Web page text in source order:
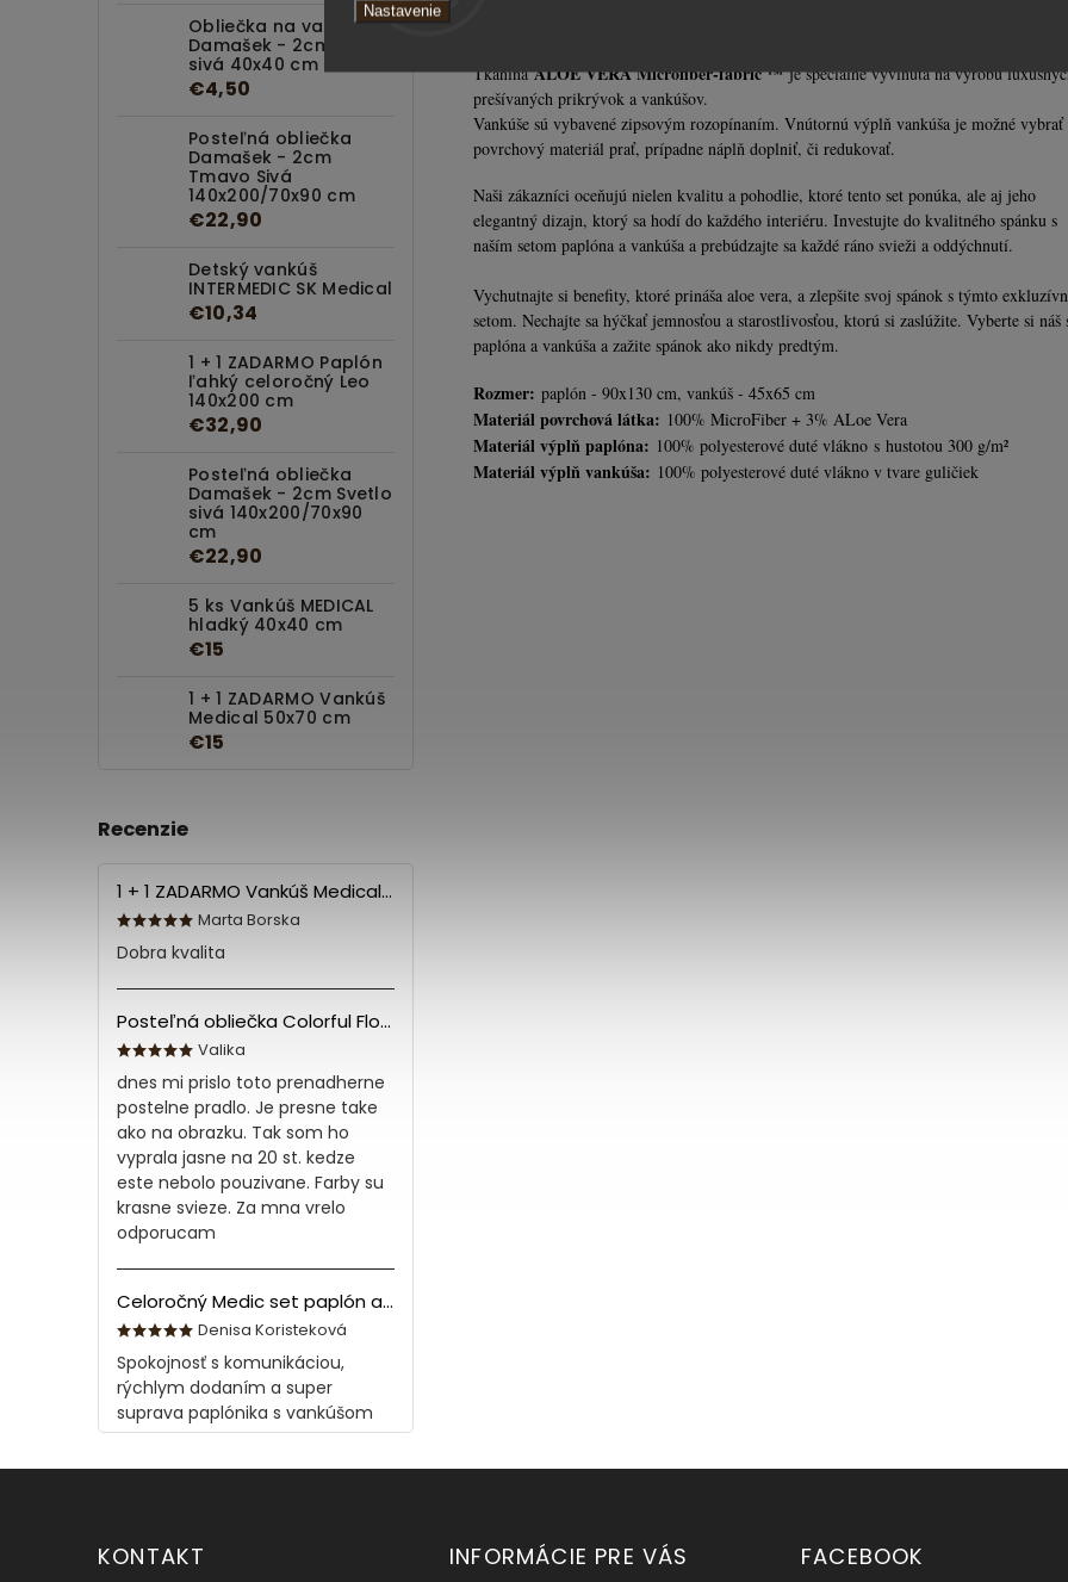
Nastavenie
Obliečka na vankúš
Damašek - 2cm Svetlo
sivá 40x40 cm
€4,50
Posteľná obliečka
Damašek - 2cm
Tmavo Sivá
140x200/70x90 cm
€22,90
Detský vankúš
INTERMEDIC SK Medical
€10,34
1 + 1 ZADARMO Paplón
ľahký celoročný Leo
140x200 cm
€32,90
Posteľná obliečka
Damašek - 2cm Svetlo
sivá 140x200/70x90
cm
€22,90
5 ks Vankúš MEDICAL
hladký 40x40 cm
€15
1 + 1 ZADARMO Vankúš
Medical 50x70 cm
€15
Recenzie
1 + 1 ZADARMO Vankúš Medical 70x90 cm
Marta Borska
Dobra kvalita
Posteľná obliečka Colorful Flowers Modrá 140x200/70x90 cm
Valika
dnes mi prislo toto prenadherne
postelne pradlo. Je presne take
ako na obrazku. Tak som ho
vyprala jasne na 20 st. kedze
este nebolo pouzivane. Farby su
krasne svieze. Za mna vrelo
odporucam
Celoročný Medic set paplón a vankúš z bavlny
Denisa Koristeková
Spokojnosť s komunikáciou,
rýchlym dodaním a super
suprava paplónika s vankúšom
TkaninaALOE VERA Microfiber-fabric ™je špeciálne vyvinutá na výrobu
prešívaných prikrývok a vankúšov.
Vankúše sú vybavené zipsovým rozopínaním. Vnútornú výplň vankúša je možné vybrať
povrchový materiál prať, prípadne náplň doplniť, či redukovať.
Naši zákazníci oceňujú nielen kvalitu a pohodlie, ktoré tento set ponúka, ale aj jeho
elegantný dizajn, ktorý sa hodí do každého interiéru. Investujte do kvalitného spánku s
naším setom paplóna a vankúša a prebúdzajte sa každé ráno svieži a oddýchnutí.
Vychutnajte si benefity, ktoré prináša aloe vera, a zlepšite svoj spánok s týmto
setom. Nechajte sa hýčkať jemnosťou a starostlivosťou, ktorú si zaslúžite. Vyberte si náš
paplóna a vankúša a zažite spánok ako nikdy predtým.
Rozmer: paplón - 90x130 cm, vankúš - 45x65 cm
Materiál povrchová látka: 100% MicroFiber + 3% ALoe Vera
Materiál výplň paplóna: 100% polyesterové duté vlákno s hustotou 300 g/m²
Materiál výplň vankúša: 100% polyesterové duté vlákno v tvare guličiek
KONTAKT INFORMÁCIE PRE VÁS FACEBOOK